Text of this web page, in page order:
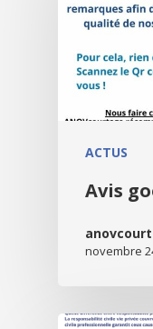
ACTUS
Avis
novembre